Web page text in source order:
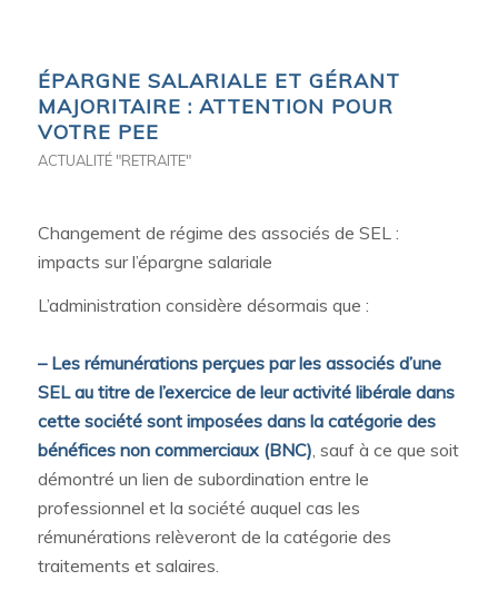
ÉPARGNE SALARIALE ET GÉRANT
MAJORITAIRE : ATTENTION POUR
VOTRE PEE
ACTUALITÉ "RETRAITE"
Changement de régime des associés de SEL :
impacts sur l’épargne salariale
L’administration considère désormais que :
– Les rémunérations perçues par les associés d’une
SEL au titre de l’exercice de leur activité libérale dans
cette société sont imposées dans la catégorie des
bénéfices non commerciaux (BNC), sauf à ce que soit
démontré un lien de subordination entre le
professionnel et la société auquel cas les
rémunérations relèveront de la catégorie des
traitements et salaires.